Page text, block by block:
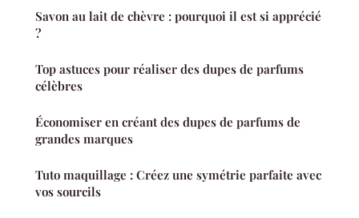
Savon au lait de chèvre : pourquoi il est si apprécié
?
Top astuces pour réaliser des dupes de parfums
célèbres
Économiser en créant des dupes de parfums de
grandes marques
Tuto maquillage : Créez une symétrie parfaite avec
vos sourcils